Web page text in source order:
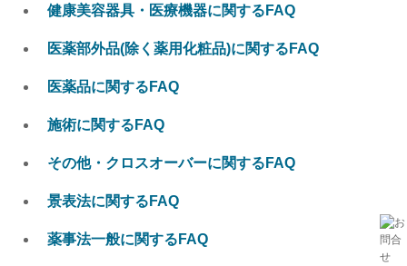
健康美容器具・医療機器に関するFAQ
医薬部外品(除く薬用化粧品)に関するFAQ
医薬品に関するFAQ
施術に関するFAQ
その他・クロスオーバーに関するFAQ
景表法に関するFAQ
薬事法一般に関するFAQ